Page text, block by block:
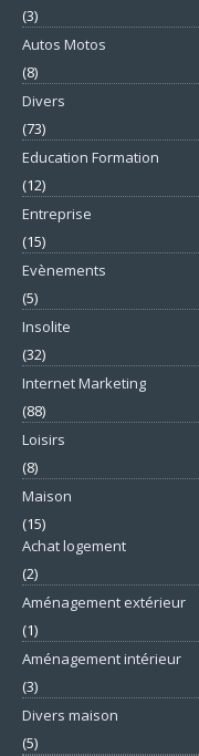
(3)
Autos Motos
(8)
Divers
(73)
Education Formation
(12)
Entreprise
(15)
Evènements
(5)
Insolite
(32)
Internet Marketing
(88)
Loisirs
(8)
Maison
(15)
Achat logement
(2)
Aménagement extérieur
(1)
Aménagement intérieur
(3)
Divers maison
(5)